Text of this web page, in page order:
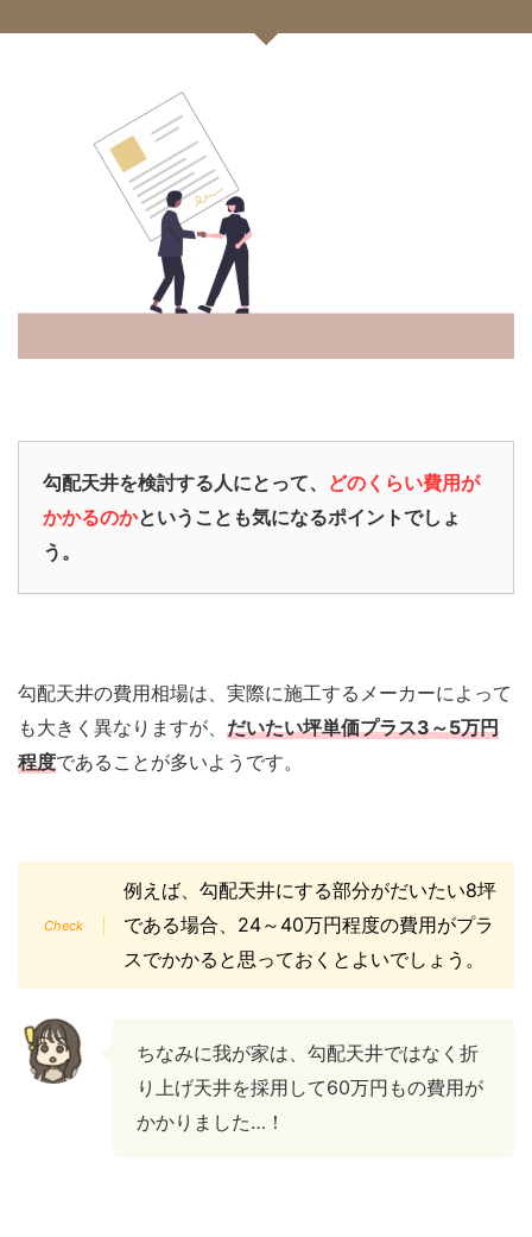
勾配天井を検討する人にとって、 どのくらい費用が
かかるのかということも気になるポイントでしょ
う。
勾配天井の費用相場は、実際に施工するメーカーによって
も大きく異なりますが、 だいたい坪単価プラス3～5万円
程度であることが多いようです。
例えば、勾配天井にする部分がだいたい8坪
である場合、24～40万円程度の費用がプラ
スでかかると思っておくとよいでしょう。
ちなみに我が家は、勾配天井ではなく折
り上げ天井を採用して60万円もの費用が
かかりました…！